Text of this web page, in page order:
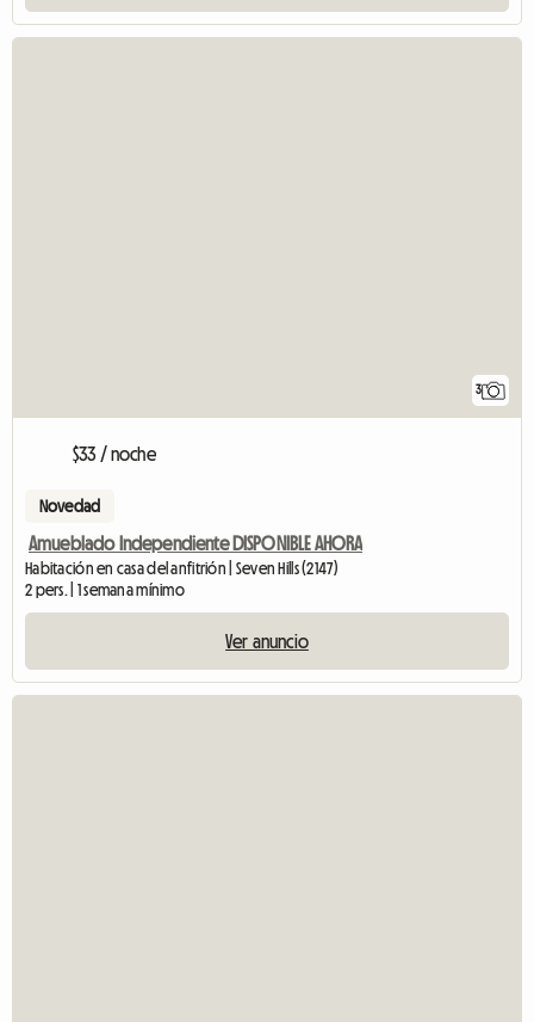
3
$33 / noche
Novedad
Amueblado Independiente DISPONIBLE AHORA
Habitación en casa del anfitrión | Seven Hills (2147)
2 pers. | 1 semana mínimo
Ver anuncio